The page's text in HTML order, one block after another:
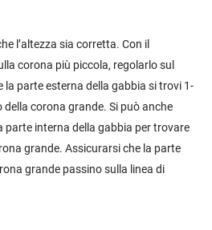
l’altezza sia corretta. Con il
corona più piccola, regolarlo sul
parte esterna della gabbia si trovi 1-
corona grande. Si può anche
parte interna della gabbia per trovare
grande. Assicurarsi che la parte
grande passino sulla linea di